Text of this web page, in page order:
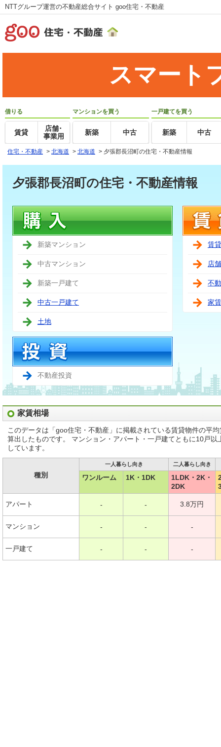
NTTグループ運営の不動産総合サイト goo住宅・不動産
スマート
借りる
賃貸
店舗･
事業用
マンションを買う
新築 中古
一戸建てを買う
新築 中古
住宅・不動産 > 北海道 > 北海道 > 夕張郡長沼町の住宅・不動産情報
夕張郡長沼町の住宅・不動産情報
新築マンション
中古マンション
新築一戸建て
中古一戸建て
土地
不動産投資
賃
店
不
家
家賃相場
このデータは「goo住宅・不動産」に掲載されている賃貸物件の平
算出したものです。 マンション・アパート・一戸建てともに10戸
しています。
種別
一人暮らし向き 二人暮らし向き
ワンルーム 1K・1DK
1LDK・2K・
2DK
アパート - - 3.8万円
マンション - - -
一戸建て - - -